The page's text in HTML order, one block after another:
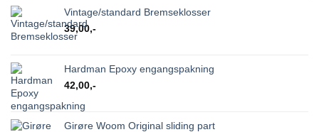
Vintage/standard Bremseklosser
39,00,-
Hardman Epoxy engangspakning
42,00,-
Girøre Woom Original sliding part